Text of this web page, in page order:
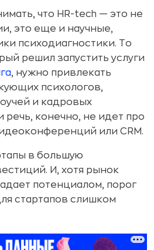
что HR-tech — это не
это еще и научные,
психодиагностики. То
решил запустить услуги
, нужно привлекать
психологов,
и кадровых
речь, конечно, не идет про
или CRM.
в большую
И, хотя рынок
потенциалом, порог
стартапов слишком